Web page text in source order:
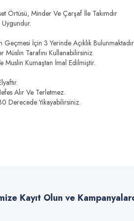
Örtüsü, Minder Ve Çarşaf İle Takımdır
Geçmesi İçin 3 Yerinde Açıklık Bulunmaktadır.
Müslin Tarafını Kullanabilirsiniz.
Muslin Kumaştan İmal Edilmiştir.
Alır Ve Terletmez.
Derecede Yıkayabilirsiniz.
bulunuyor.
daha pahalı.
Kayıt Olun ve